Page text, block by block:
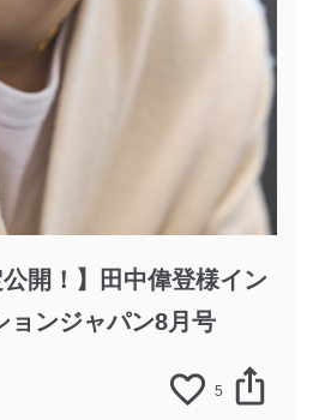
公開！】田中偉登様イン
ョンジャパン8月号
5